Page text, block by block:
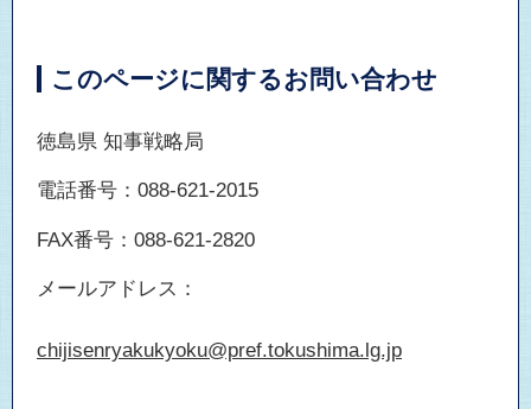
このページに関するお問い合わせ
徳島県 知事戦略局
電話番号：088-621-2015
FAX番号：088-621-2820
メールアドレス：
chijisenryakukyoku@pref.tokushima.lg.jp